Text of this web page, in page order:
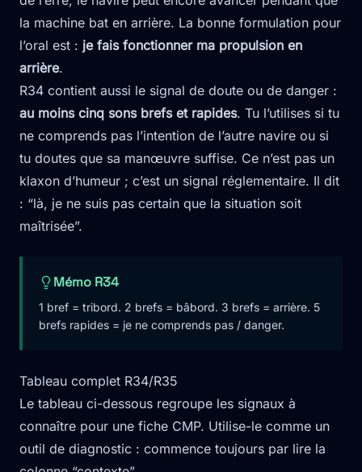
la machine bat en arrière. La bonne formulation pour
l’oral est : je fais fonctionner ma propulsion en
arrière.
R34 contient aussi le signal de doute ou de danger :
au moins cinq sons brefs et rapides. Tu l’utilises si tu
ne comprends pas l’intention de l’autre navire ou si
tu doutes que sa manœuvre suffise. Ce n’est pas un
klaxon d’humeur ; c’est un signal réglementaire. Il dit
: “là, je ne suis pas certain que la situation soit
maîtrisée”.
Mémo R34
1 bref = tribord. 2 brefs = bâbord. 3 brefs = arrière. 5
brefs rapides = je ne comprends pas / danger.
Tableau complet R34/R35
Le tableau ci-dessous regroupe les signaux à
connaître pour une fiche CMP. Utilise-le comme un
outil de diagnostic : commence toujours par lire la